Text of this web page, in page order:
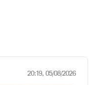
20:19, 05/08/2026